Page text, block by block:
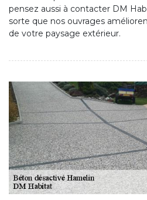
pensez aussi à contacter DM
sorte que nos ouvrages
de votre paysage extérieur.